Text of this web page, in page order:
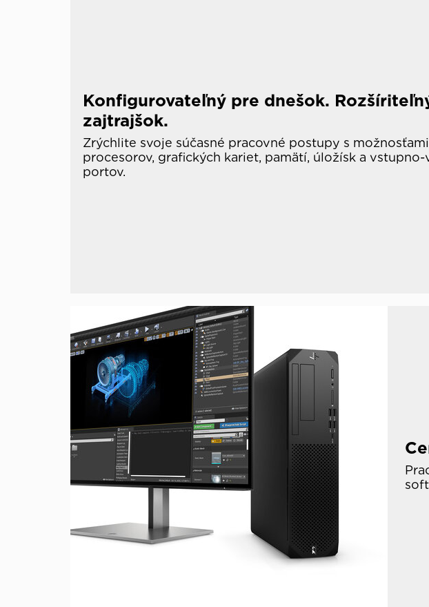
Konfigurovateľný pre dnešok.
zajtrajšok.
Zrýchlite svoje súčasné pracovné postupy s
procesorov, grafických kariet, pamätí, úložísk a
portov.